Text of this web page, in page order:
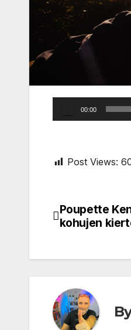
Player
00:00
Post Views:
Post
Poupette
kohujen